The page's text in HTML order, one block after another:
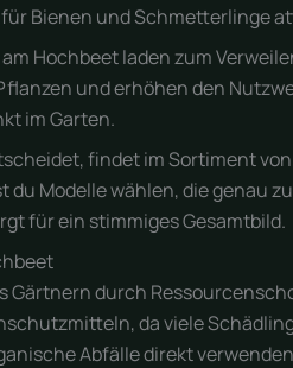
Bienen und Schmetterlinge
Hochbeet laden zum
und erhöhen den
im Garten.
findet im Sortiment von
Modelle wählen, die genau
für ein stimmiges Gesamtbild.
durch
da viele
Abfälle direkt